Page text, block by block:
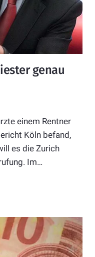
genau
einem Rentner
Köln befand,
es die Zurich
Im…